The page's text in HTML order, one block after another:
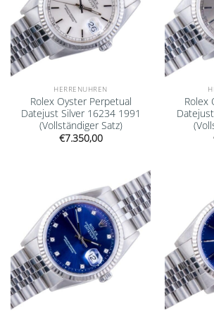
HERRENUHREN
Rolex Oyster Perpetual
Datejust Silver 16234 1991
(Vollständiger Satz)
€7.350,00
Rolex
Add to
wishlist